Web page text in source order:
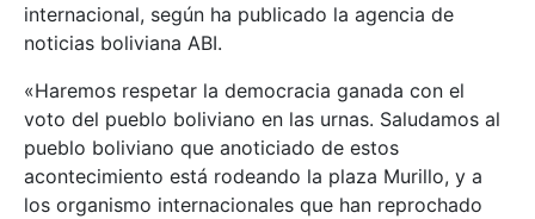
internacional, según ha publicado la agencia de
noticias boliviana ABI.
«Haremos respetar la democracia ganada con el
voto del pueblo boliviano en las urnas. Saludamos al
pueblo boliviano que anoticiado de estos
acontecimiento está rodeando la plaza Murillo, y a
los organismo internacionales que han reprochado